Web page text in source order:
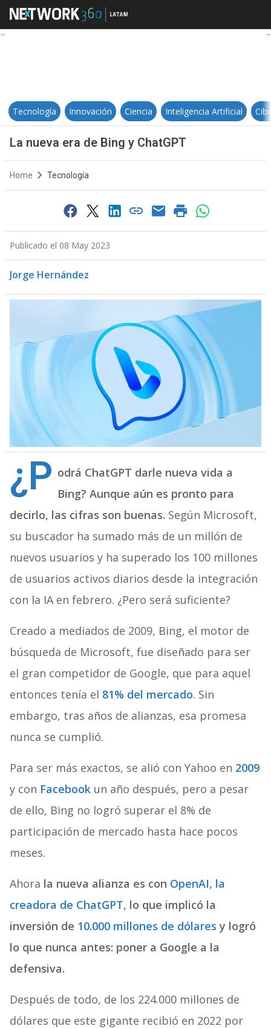
La nueva era de Bing y ChatGPT
Tecnología Innovación Ciencia Inteligencia Artificial
La nueva era de Bing y ChatGPT
Home Tecnología
Publicado el 08 May 2023
Jorge Hernández
¿P odrá ChatGPT darle nueva vida a
Bing? Aunque aún es pronto para
decirlo, las cifras son buenas. Según Microsoft,
su buscador ha sumado más de un millón de
nuevos usuarios y ha superado los 100 millones
de usuarios activos diarios desde la integración
con la IA en febrero. ¿Pero será suficiente?
Creado a mediados de 2009, Bing, el motor de
búsqueda de Microsoft, fue diseñado para ser
el gran competidor de Google, que para aquel
entonces tenía el 81% del mercado. Sin
embargo, tras años de alianzas, esa promesa
nunca se cumplió.
Para ser más exactos, se alió con Yahoo en 2009
y con Facebook un año después, pero a pesar
de ello, Bing no logró superar el 8% de
participación de mercado hasta hace pocos
meses.
Ahora la nueva alianza es con OpenAI, la
creadora de ChatGPT, lo que implicó la
inversión de 10.000 millones de dólares y logró
lo que nunca antes: poner a Google a la
defensiva.
Después de todo, de los 224.000 millones de
dólares que este gigante recibió en 2022 por